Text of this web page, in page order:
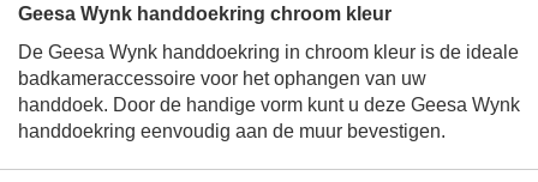
Geesa Wynk handdoekring chroom kleur
De Geesa Wynk handdoekring in chroom kleur is de ideale
badkameraccessoire voor het ophangen van uw
handdoek. Door de handige vorm kunt u deze Geesa Wynk
handdoekring eenvoudig aan de muur bevestigen.